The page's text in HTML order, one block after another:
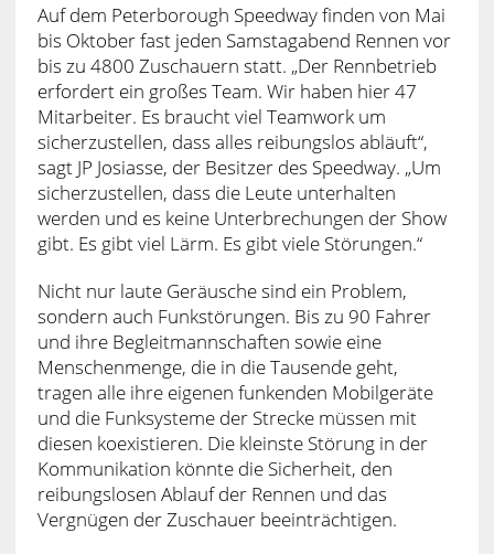
Auf dem Peterborough Speedway finden von Mai
bis Oktober fast jeden Samstagabend Rennen vor
bis zu 4800 Zuschauern statt. „Der Rennbetrieb
erfordert ein großes Team. Wir haben hier 47
Mitarbeiter. Es braucht viel Teamwork um
sicherzustellen, dass alles reibungslos abläuft“,
sagt JP Josiasse, der Besitzer des Speedway. „Um
sicherzustellen, dass die Leute unterhalten
werden und es keine Unterbrechungen der Show
gibt. Es gibt viel Lärm. Es gibt viele Störungen.“
Nicht nur laute Geräusche sind ein Problem,
sondern auch Funkstörungen. Bis zu 90 Fahrer
und ihre Begleitmannschaften sowie eine
Menschenmenge, die in die Tausende geht,
tragen alle ihre eigenen funkenden Mobilgeräte
und die Funksysteme der Strecke müssen mit
diesen koexistieren. Die kleinste Störung in der
Kommunikation könnte die Sicherheit, den
reibungslosen Ablauf der Rennen und das
Vergnügen der Zuschauer beeinträchtigen.